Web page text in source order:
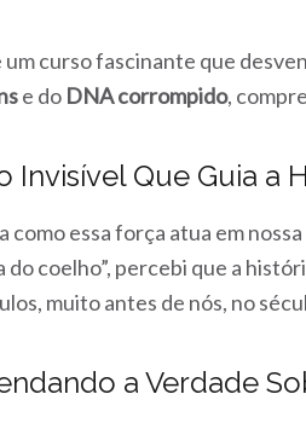
um curso fascinante que
e do DNA corrompido,
Invisível Que Guia a
como essa força atua em
do coelho”, percebi que a
muito antes de nós, no
a Verdade